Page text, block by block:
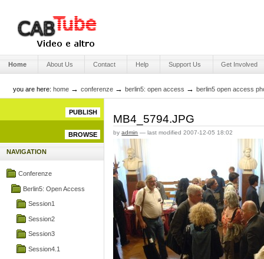
content.
navigation
Engage Media
Home
About Us Contact Help Support Us Get Involved
you are here: home →conferenze →berlin5: open access →berlin5 open access
PUBLISH
BROWSE
NAVIGATION
Conferenze
Berlin5: Open Access
Session1
Session2
Session3
Session4.1
MB4_5794.JPG
byadmin —last modified2007-12-05 18:02